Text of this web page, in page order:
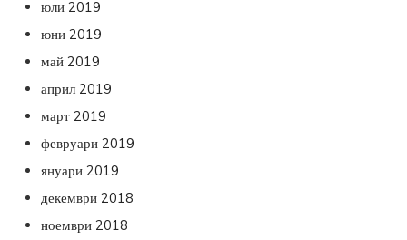
юли 2019
юни 2019
май 2019
април 2019
март 2019
февруари 2019
януари 2019
декември 2018
ноември 2018